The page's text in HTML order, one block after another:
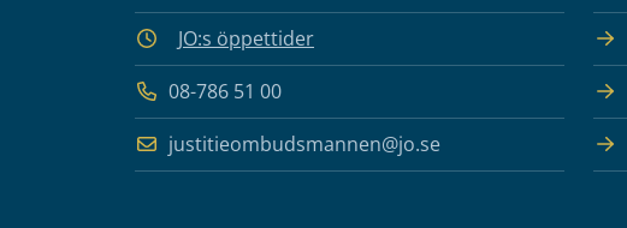
JO:s öppettider
08-786 51 00
justitieombudsmannen@jo.se